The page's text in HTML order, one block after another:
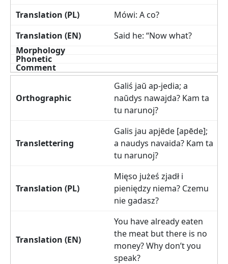
Mówi: A co?
Said he: “Now what?
Galiś jaŭ ap-jedia; a
naŭdys nawajda? Kam ta
tu narunoj?
Galis jau apjēde [apēde];
a naudys navaida? Kam ta
tu narunoj?
Mięso jużeś zjadł i
pieniędzy niema? Czemu
nie gadasz?
You have already eaten
the meat but there is no
money? Why don’t you
speak?